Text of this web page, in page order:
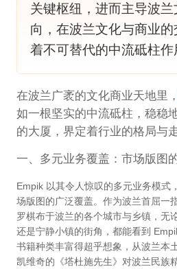
关键枢纽，进而主导波
向，在波兰文化与商业
着不可替代的中流砥柱作
在波兰广袤的文化商业天地里，
如一根坚实的中流砥柱，稳稳
的大厦，界定着行业的格局与走
一、多元业务覆盖：市场版图
Empik 以其令人惊叹的多元业务模式
场版图的广泛覆盖。作为波兰首屈一
罗棋布于波兰的各个城市与乡镇，无
还是宁静小镇的街角，都能看到
书籍种类丰富得超乎想象，从波兰本
凯维奇的《塔杜施先生》对波兰民族